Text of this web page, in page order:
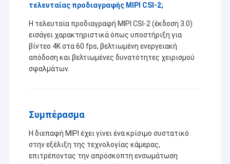
τελευταίας προδιαγραφής MIPI CSI-2;
Η τελευταία προδιαγραφή MIPI CSI-2 (έκδοση 3.0)
εισάγει χαρακτηριστικά όπως υποστήριξη για
βίντεο 4K στα 60 fps, βελτιωμένη ενεργειακή
απόδοση και βελτιωμένες δυνατότητες χειρισμού
σφαλμάτων.
Συμπέρασμα
Η διεπαφή MIPI έχει γίνει ένα κρίσιμο συστατικό
στην εξέλιξη της τεχνολογίας κάμερας,
επιτρέποντας την απρόσκοπτη ενσωμάτωση